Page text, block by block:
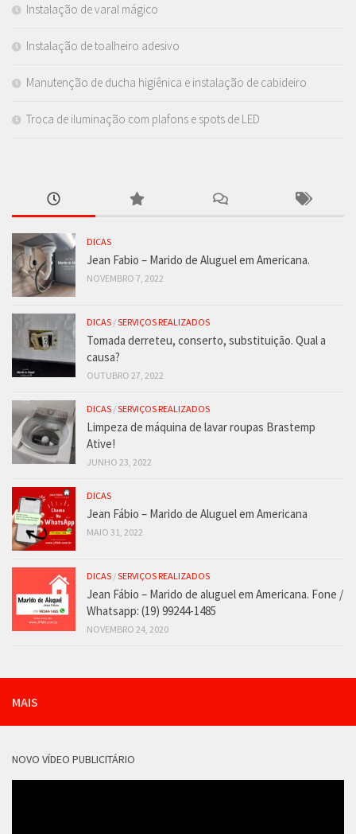
Instalação de varal mágico
Instalação de toalheiro adesivo
Manutenção de ducha higiênica e instalação de cabideiro
Troca de iluminação com plafons e spots de LED
DICAS
Jean Fabio – Marido de Aluguel em Americana.
NOVEMBRO 7, 2022
DICAS /SERVIÇOS REALIZADOS
Tomada derreteu, conserto, substituição. Qual a
causa?
OUTUBRO 27, 2022
DICAS /SERVIÇOS REALIZADOS
Limpeza de máquina de lavar roupas Brastemp
Ative!
JUNHO 23, 2022
DICAS
Jean Fábio – Marido de Aluguel em Americana
MAIO 31, 2022
DICAS /SERVIÇOS REALIZADOS
Jean Fábio – Marido de aluguel em Americana. Fone /
Whatsapp: (19) 99244-1485
NOVEMBRO 24, 2020
MAIS
NOVO VÍDEO PUBLICITÁRIO